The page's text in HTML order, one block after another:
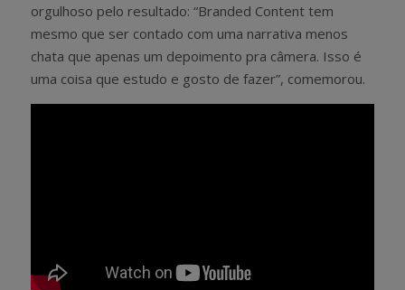
orgulhoso pelo resultado: “Branded Content tem
mesmo que ser contado com uma narrativa menos
chata que apenas um depoimento pra câmera. Isso é
uma coisa que estudo e gosto de fazer”, comemorou.